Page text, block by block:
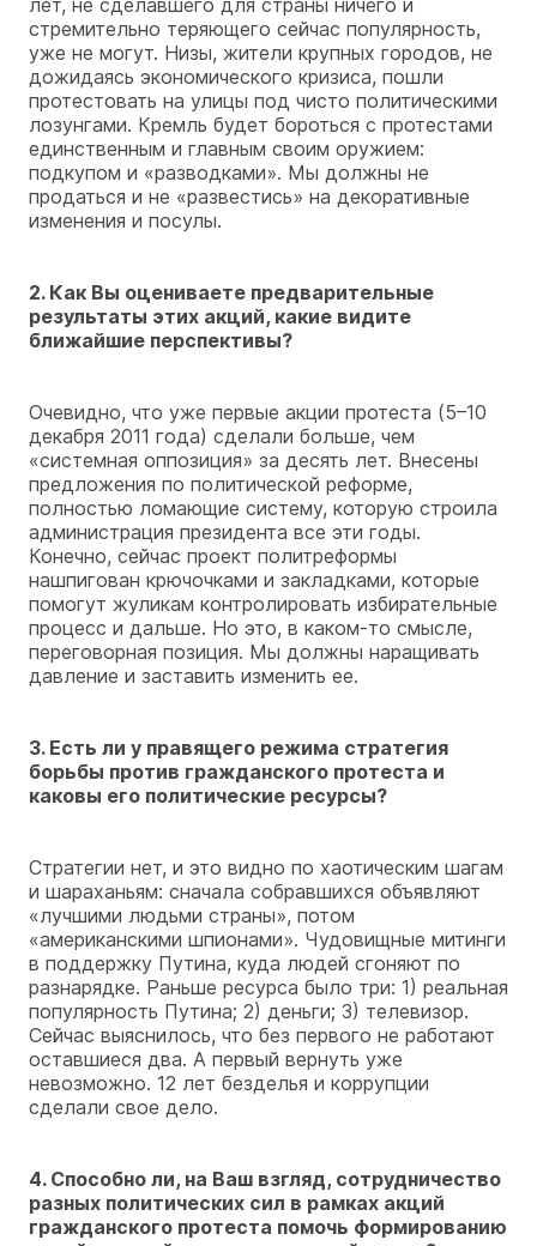
лет, не сделавшего для страны ничего и
стремительно теряющего сейчас популярность,
уже не могут. Низы, жители крупных городов, не
дожидаясь экономического кризиса, пошли
протестовать на улицы под чисто политическими
лозунгами. Кремль будет бороться с протестами
единственным и главным своим оружием:
подкупом и «разводками». Мы должны не
продаться и не «развестись» на декоративные
изменения и посулы.
2. Как Вы оцениваете предварительные
результаты этих акций, какие видите
ближайшие перспективы?
Очевидно, что уже первые акции протеста (5–10
декабря 2011 года) сделали больше, чем
«системная оппозиция» за десять лет. Внесены
предложения по политической реформе,
полностью ломающие систему, которую строила
администрация президента все эти годы.
Конечно, сейчас проект политреформы
нашпигован крючочками и закладками, которые
помогут жуликам контролировать избирательные
процесс и дальше. Но это, в каком-то смысле,
переговорная позиция. Мы должны наращивать
давление и заставить изменить ее.
3. Есть ли у правящего режима стратегия
борьбы против гражданского протеста и
каковы его политические ресурсы?
Стратегии нет, и это видно по хаотическим шагам
и шараханьям: сначала собравшихся объявляют
«лучшими людьми страны», потом
«американскими шпионами». Чудовищные митинги
в поддержку Путина, куда людей сгоняют по
разнарядке. Раньше ресурса было три: 1) реальная
популярность Путина; 2) деньги; 3) телевизор.
Сейчас выяснилось, что без первого не работают
оставшиеся два. А первый вернуть уже
невозможно. 12 лет безделья и коррупции
сделали свое дело.
4. Способно ли, на Ваш взгляд, сотрудничество
разных политических сил в рамках акций
гражданского протеста помочь формированию